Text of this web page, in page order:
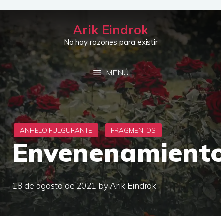
Saltar
contenido
Arik Eindrok
No hay razones para existir
MENÚ
18 de agosto de 2021 byArik Eindrok